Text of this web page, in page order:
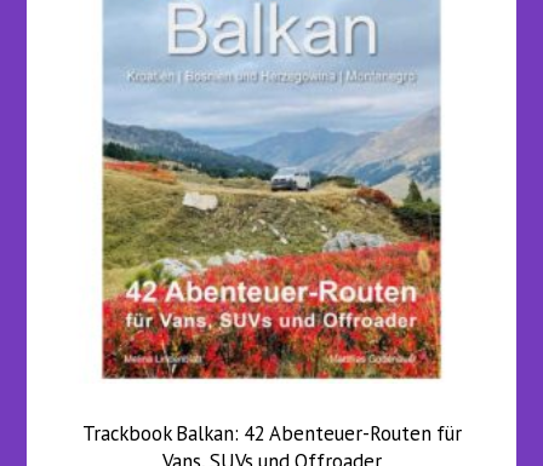
Trackbook Balkan: 42 Abenteuer-Routen für